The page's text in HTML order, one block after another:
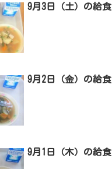
9月3日（土）の給食
9月2日（金）の給食
9月1日（木）の給食